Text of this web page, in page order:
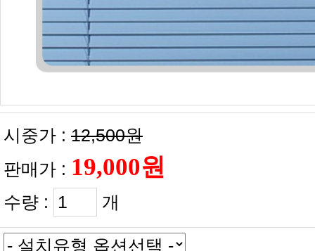
시중가 : 12,500원
판매가 :
수량 :
개